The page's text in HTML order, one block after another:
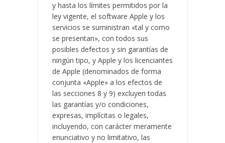
y hasta los límites permitidos por la
ley vigente, el software Apple y los
servicios se suministran «tal y como
se presentan», con todos sus
posibles defectos y sin garantías de
ningún tipo, y Apple y los licenciantes
de Apple (denominados de forma
conjunta «Apple» a los efectos de
las secciones 8 y 9) excluyen todas
las garantías y/o condiciones,
expresas, implícitas o legales,
incluyendo, con carácter meramente
enunciativo y no limitativo, las